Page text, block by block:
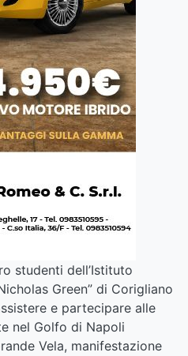
studenti dell’Istituto
Green” di Corigliano
e partecipare alle
nel Golfo di Napoli
Vela, manifestazione